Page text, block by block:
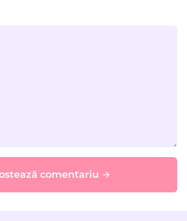
comentariu arrow_forward